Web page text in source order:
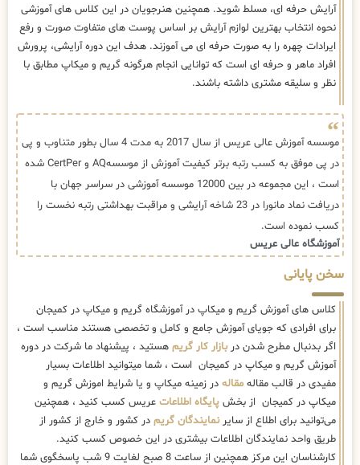
آرایش حرفه ای، مسلط شوید. همچنین هنرجویان در این کلاس های آموزشی
نحوه انتخاب بهترین لوازم آرایش بر اساس پوست های متفاوت صورت و رفع
ایرادات چهره را به صورت حرفه ای می آموزند. هدف این دوره آرایشی، پرورش
افراد ماهر و حرفه ای است که توانایی انجام هرگونه گریم و میکاپ مطابق با
نظر و سلیقه مشتری داشته باشند.
موسسه آموزش عالی عریس از سال 2017 به مدت 4 سال بطور متناوب و پی
در پی موفق به کسب رتبه برتر کیفیت آموزش از موسسهAQ و CertPer شده
است ، این مجموعه در بین 12000 موسسه آموزشی در سراسر جهان با
دریافت نماد مانورا در 23 شاخه آرایشی و مراقبت بهداشتی رتبه نخست را
کسب نموده است.
آموزشگاه عالی عریس
سخن پایانی
کلاس های آموزش گریم و میکاپ در آموزشگاه گریم و میکاپ در کمیجان
برای افرادی که جویای آموزش جامع و کامل و تخصصی هستند مناسب است ،
اگر بدنبال مطرح شدن دربازار کار گریم هستید ، پیشنهاد ما شرکت در دوره
آموزش گریم و میکاپ در کمیجان است ، شما میتوانید اطلاعات بسیار
مفیدی در قالب مقاله مقاله در زمینه میکاپ و یا شرایط اموزش گریم و
میکاپ در کمیجان از بخش پایگاه اطلاعات عریس کسب کنید ، همچنین
می‌توانید برای اطلاع از سایرنمایندگان گریم در کشور و خارج از کشور از
طریق واحد نمایندگان اطلاعات بیشتری در این خصوص کسب کنید.
کارشناسان این مرکز همچنین از ساعت 8 صبح لغایت 9 شب پاسخگوی شما